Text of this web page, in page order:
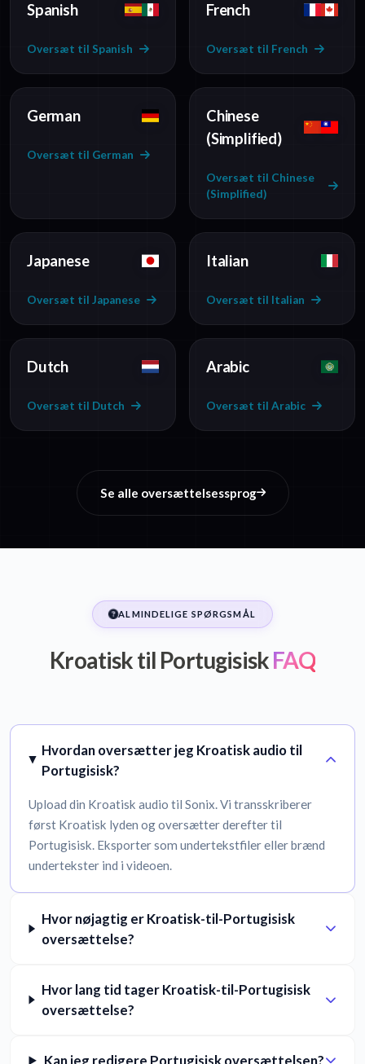
Spanish
Oversæt til Spanish
French
Oversæt til French
German
Oversæt til German
Chinese
(Simplified)
Oversæt til Chinese
(Simplified)
Japanese
Oversæt til Japanese
Italian
Oversæt til Italian
Dutch
Oversæt til Dutch
Arabic
Oversæt til Arabic
Se alle oversættelsessprog
ALMINDELIGE SPØRGSMÅL
Kroatisk til PortugisiskFAQ
Hvordan oversætter jeg Kroatisk audio til
Portugisisk?
Upload din Kroatisk audio til Sonix. Vi transskriberer
først Kroatisk lyden og oversætter derefter til
Portugisisk. Eksporter som undertekstfiler eller brænd
undertekster ind i videoen.
Hvor nøjagtig er Kroatisk-til-Portugisisk
oversættelse?
Hvor lang tid tager Kroatisk-til-Portugisisk
oversættelse?